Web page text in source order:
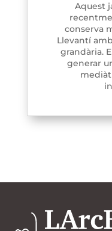
Aquest
conserva
Llevantí
grandària.
generar